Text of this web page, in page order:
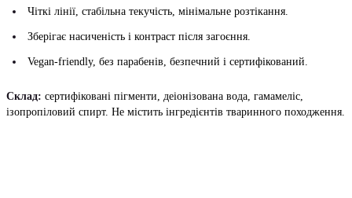
Чіткі лінії, стабільна текучість, мінімальне розтікання.
Зберігає насиченість і контраст після загоєння.
Vegan-friendly, без парабенів, безпечний і сертифікований.
Склад: сертифіковані пігменти, деіонізована вода, гамамеліс,
ізопропіловий спирт. Не містить інгредієнтів тваринного походження.